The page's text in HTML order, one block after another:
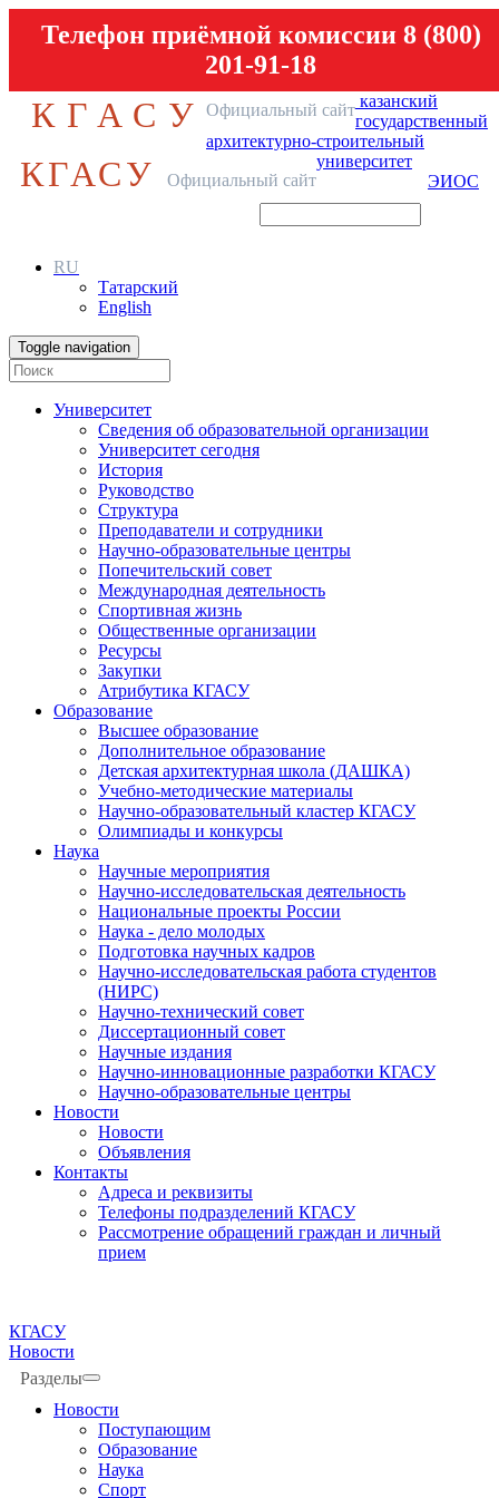
Телефон приёмной комиссии 8 (800)
201-91-18
КГАСУ Официальный сайт казанский
государственный
архитектурно-строительный
университет
КГАСУ Официальный сайт ЭИОС
RU
Татарский
English
Toggle navigation
Университет
Сведения об образовательной организации
Университет сегодня
История
Руководство
Структура
Преподаватели и сотрудники
Научно-образовательные центры
Попечительский совет
Международная деятельность
Спортивная жизнь
Общественные организации
Ресурсы
Закупки
Атрибутика КГАСУ
Образование
Высшее образование
Дополнительное образование
Детская архитектурная школа (ДАШКА)
Учебно-методические материалы
Научно-образовательный кластер КГАСУ
Олимпиады и конкурсы
Наука
Научные мероприятия
Научно-исследовательская деятельность
Национальные проекты России
Наука - дело молодых
Подготовка научных кадров
Научно-исследовательская работа студентов
(НИРС)
Научно-технический совет
Диссертационный совет
Научные издания
Научно-инновационные разработки КГАСУ
Научно-образовательные центры
Новости
Новости
Объявления
Контакты
Адреса и реквизиты
Телефоны подразделений КГАСУ
Рассмотрение обращений граждан и личный
прием
КГАСУ
Новости
Разделы
Новости
Поступающим
Образование
Наука
Спорт